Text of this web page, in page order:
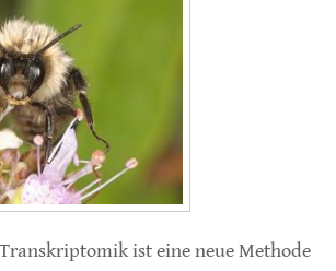
ist eine neue Methode